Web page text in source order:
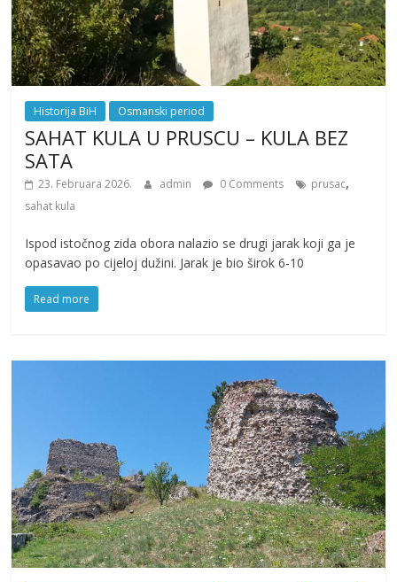
Historija BiH Osmanski period
SAHAT KULA U PRUSCU – KULA BEZ
SATA
23. Februara 2026. admin 0 Comments prusac,
sahat kula
Ispod istočnog zida obora nalazio se drugi jarak koji ga je
opasavao po cijeloj dužini. Jarak je bio širok 6-10
Read more